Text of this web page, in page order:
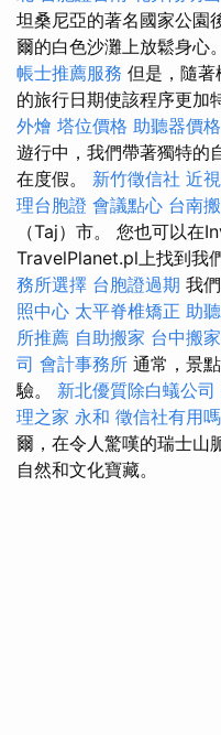
坦桑尼亞的著名國家公園
爾的白色沙灘上放鬆身心。
帳士推薦服務 但是，隨著
的旅行日期使該程序更加
外燴 塔位價格 助聽器價格
遊行中，我們帶著獨特的
在度假。 新竹徵信社 近
理台胞證 會議點心 台南
（Taj）市。 您也可以在
TravelPlanet.pl上找到我
務所選擇 台胞證過期 我
照中心 太平脊椎矯正 助
所推薦 自助搬家 台中搬
司 會計事務所 通常，景
驗。 新北優質除白蟻公司
理之家 永和 徵信社有用嗎
爾，在令人驚嘆的瑞士山
自然和文化寶藏。